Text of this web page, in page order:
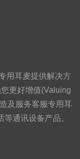
用耳麦提供解决方
更好增值(Valuing
及服务客服专用耳
通讯设备产品。